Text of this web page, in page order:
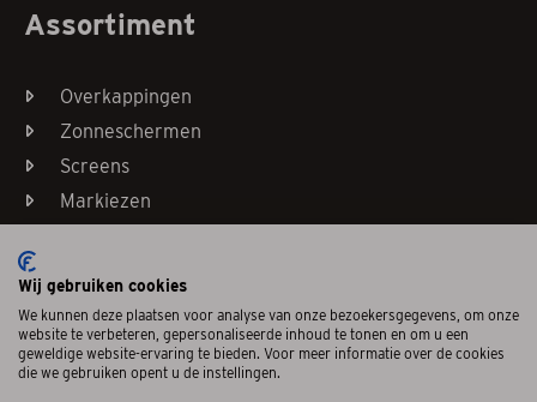
Assortiment
Overkappingen
Zonneschermen
Screens
Markiezen
Wij gebruiken cookies
We kunnen deze plaatsen voor analyse van onze bezoekersgegevens, om onze
website te verbeteren, gepersonaliseerde inhoud te tonen en om u een
geweldige website-ervaring te bieden. Voor meer informatie over de cookies
die we gebruiken opent u de instellingen.